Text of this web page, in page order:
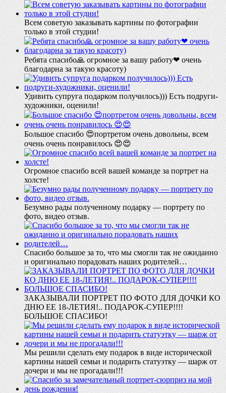
Всем советую заказывать картины по фотографии
только в этой студии!
Ребята спасибо🙏 огромное за вашу работу❤ очень
благодарна за такую красоту)
Удивить супруга подарком получилось))) Есть подруги-
художники, оценили!
Большое спасибо 😍портретом очень довольны, всем
очень очень понравилось 😍😍
Огромное спасибо всей вашей команде за портрет на
холсте!
Безумно рады полученному подарку — портрету по
фото, видео отзыв.
Спасибо большое за то, что мы смогли так не ожиданно
и оригинально порадовать наших родителей…
ЗАКАЗЫВАЛИ ПОРТРЕТ ПО ФОТО ДЛЯ ДОЧКИ КО
ДНЮ ЕЕ 18-ЛЕТИЯ!.. ПОДАРОК-СУПЕР!!!!
БОЛЬШОЕ СПАСИБО!
Мы решили сделать ему подарок в виде исторической
картины нашей семьи и подарить статуэтку — шарж от
дочери и мы не прогадали!!!